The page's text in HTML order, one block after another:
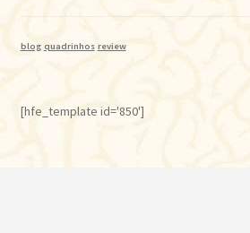
blog quadrinhos review
[hfe_template id='850']